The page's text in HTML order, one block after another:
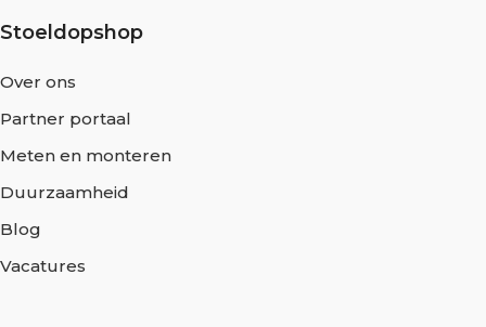
Stoeldopshop
Over ons
Partner portaal
Meten en monteren
Duurzaamheid
Blog
Vacatures